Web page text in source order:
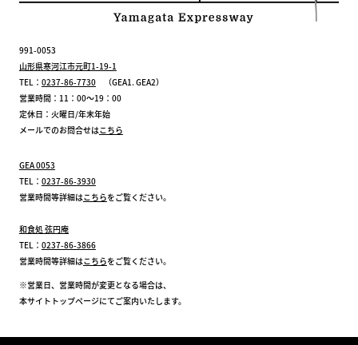
991-0053
山形県寒河江市元町1-19-1
TEL： 0237-86-7730（GEA1. GEA2）
営業時間：11：00～19：00
定休日：火曜日/年末年始
メールでのお問合せはこちら
GEA 0053
TEL： 0237-86-3930
営業時間等詳細はこちらをご覧ください。
和食処 弦円庵
TEL： 0237-86-3866
営業時間等詳細はこちらをご覧ください。
※営業日、営業時間が変更となる場合は、
本サイトトップページにてご案内いたします。